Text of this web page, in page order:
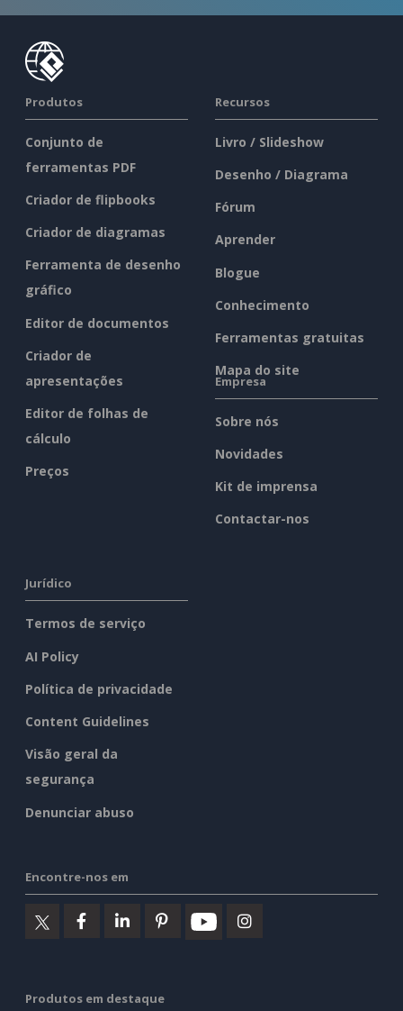
Produtos
Conjunto de
ferramentas PDF
Criador de flipbooks
Criador de diagramas
Ferramenta de desenho
gráfico
Editor de documentos
Criador de
apresentações
Editor de folhas de
cálculo
Preços
Recursos
Livro / Slideshow
Desenho / Diagrama
Fórum
Aprender
Blogue
Conhecimento
Ferramentas gratuitas
Mapa do site
Empresa
Sobre nós
Novidades
Kit de imprensa
Contactar-nos
Jurídico
Termos de serviço
AI Policy
Política de privacidade
Content Guidelines
Visão geral da
segurança
Denunciar abuso
Encontre-nos em
Produtos em destaque